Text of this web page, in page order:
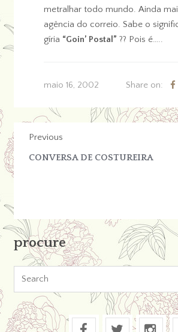
metralhar todo mundo. Ainda
agência do correio. Sabe o
gíria “Goin’ Postal” ?? Pois é…..
maio 16, 2002 Share on:
Previous
CONVERSA DE COSTUREIRA
procure